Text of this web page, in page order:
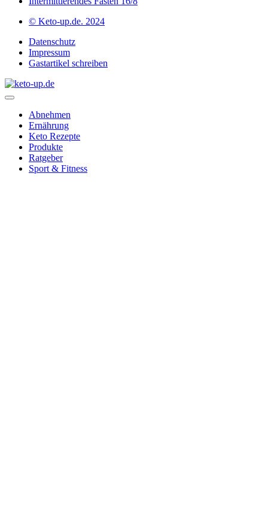
© Keto-up.de. 2024
Datenschutz
Impressum
Gastartikel schreiben
Abnehmen
Ernährung
Keto Rezepte
Produkte
Ratgeber
Sport & Fitness